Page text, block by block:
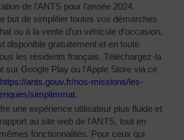
de l’ANTS pour l’année 2024.
but de simplifier toutes vos démarches
ou à la vente d’un véhicule d’occasion,
disponible gratuitement et en toute
les résidents français. Téléchargez-la
sur Google Play ou l’Apple Store via ce
https://ants.gouv.fr/nos-missions/les-
simplimmat.
une expérience utilisateur plus fluide et
au site web de l’ANTS, tout en
fonctionnalités. Pour ceux qui